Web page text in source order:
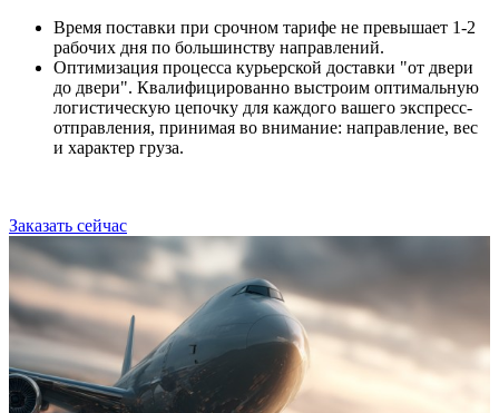
Время поставки при срочном тарифе не превышает 1-2
рабочих дня по большинству направлений.
Оптимизация процесса курьерской доставки "от двери
до двери". Квалифицированно выстроим оптимальную
логистическую цепочку для каждого вашего экспресс-
отправления, принимая во внимание: направление, вес
и характер груза.
Заказать сейчас